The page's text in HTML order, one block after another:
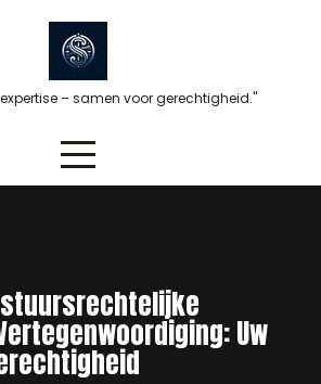
expertise – samen voor gerechtigheid."
Uw